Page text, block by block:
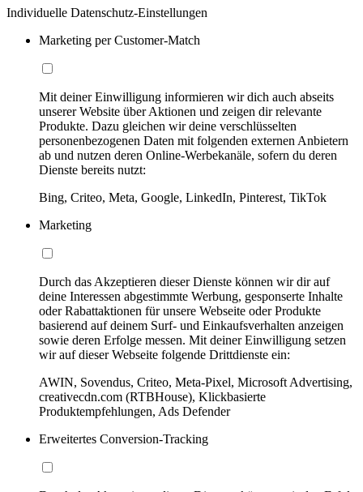
Individuelle Datenschutz-Einstellungen
Marketing per Customer-Match
Mit deiner Einwilligung informieren wir dich auch abseits
unserer Website über Aktionen und zeigen dir relevante
Produkte. Dazu gleichen wir deine verschlüsselten
personenbezogenen Daten mit folgenden externen Anbietern
ab und nutzen deren Online-Werbekanäle, sofern du deren
Dienste bereits nutzt:
Bing, Criteo, Meta, Google, LinkedIn, Pinterest, TikTok
Marketing
Durch das Akzeptieren dieser Dienste können wir dir auf
deine Interessen abgestimmte Werbung, gesponserte Inhalte
oder Rabattaktionen für unsere Webseite oder Produkte
basierend auf deinem Surf- und Einkaufsverhalten anzeigen
sowie deren Erfolge messen. Mit deiner Einwilligung setzen
wir auf dieser Webseite folgende Drittdienste ein:
AWIN, Sovendus, Criteo, Meta-Pixel, Microsoft Advertising,
creativecdn.com (RTBHouse), Klickbasierte
Produktempfehlungen, Ads Defender
Erweitertes Conversion-Tracking